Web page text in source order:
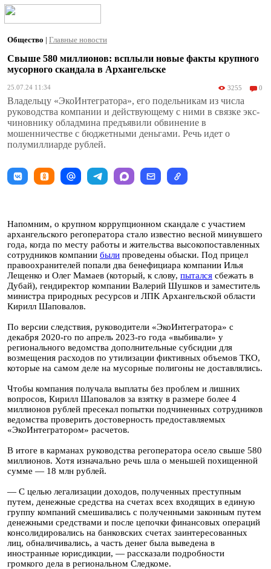
Общество | Главные новости
Свыше 580 миллионов: всплыли новые факты крупного
мусорного скандала в Архангельске
25.07.24 11:34 3255 0
Владельцу «ЭкоИнтегратора», его подельникам из числа
руководства компании и действующему с ними в связке экс-
чиновнику обладмина предъявили обвинение в
мошенничестве с бюджетными деньгами. Речь идет о
полумиллиарде рублей.
Напомним, о крупном коррупционном скандале с участием
архангельского регоператора стало известно весной минувшего
года, когда по месту работы и жительства высокопоставленных
сотрудников компании были проведены обыски. Под прицел
правоохранителей попали два бенефициара компании Илья
Лещенко и Олег Мамаев (который, к слову, пытался сбежать в
Дубай), гендиректор компании Валерий Шушков и заместитель
министра природных ресурсов и ЛПК Архангельской области
Кирилл Шаповалов.
По версии следствия, руководители «ЭкоИнтегратора» с
декабря 2020-го по апрель 2023-го года «выбивали» у
регионального ведомства дополнительные субсидии для
возмещения расходов по утилизации фиктивных объемов ТКО,
которые на самом деле на мусорные полигоны не доставлялись.
Чтобы компания получала выплаты без проблем и лишних
вопросов, Кирилл Шаповалов за взятку в размере более 4
миллионов рублей пресекал попытки подчиненных сотрудников
ведомства проверить достоверность предоставляемых
«ЭкоИнтегратором» расчетов.
В итоге в карманах руководства регоператора осело свыше 580
миллионов. Хотя изначально речь шла о меньшей похищенной
сумме — 18 млн рублей.
— С целью легализации доходов, полученных преступным
путем, денежные средства на счетах всех входящих в единую
группу компаний смешивались с полученными законным путем
денежными средствами и после цепочки финансовых операций
консолидировались на банковских счетах заинтересованных
лиц, обналичивались, а часть денег была выведена в
иностранные юрисдикции, — рассказали подробности
громкого дела в региональном Следкоме.